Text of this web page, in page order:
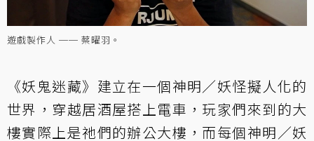
遊戲製作人 ── 蔡曜羽。
《妖鬼迷藏》建立在一個神明／妖怪擬人化的
世界，穿越居酒屋搭上電車，玩家們來到的大
樓實際上是祂們的辦公大樓，而每個神明／妖